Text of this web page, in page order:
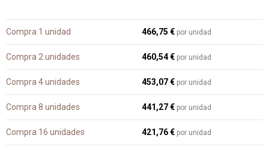
Compra 1 unidad 466,75 € por unidad
Compra 2 unidades 460,54 € por unidad
Compra 4 unidades 453,07 € por unidad
Compra 8 unidades 441,27 € por unidad
Compra 16 unidades 421,76 € por unidad